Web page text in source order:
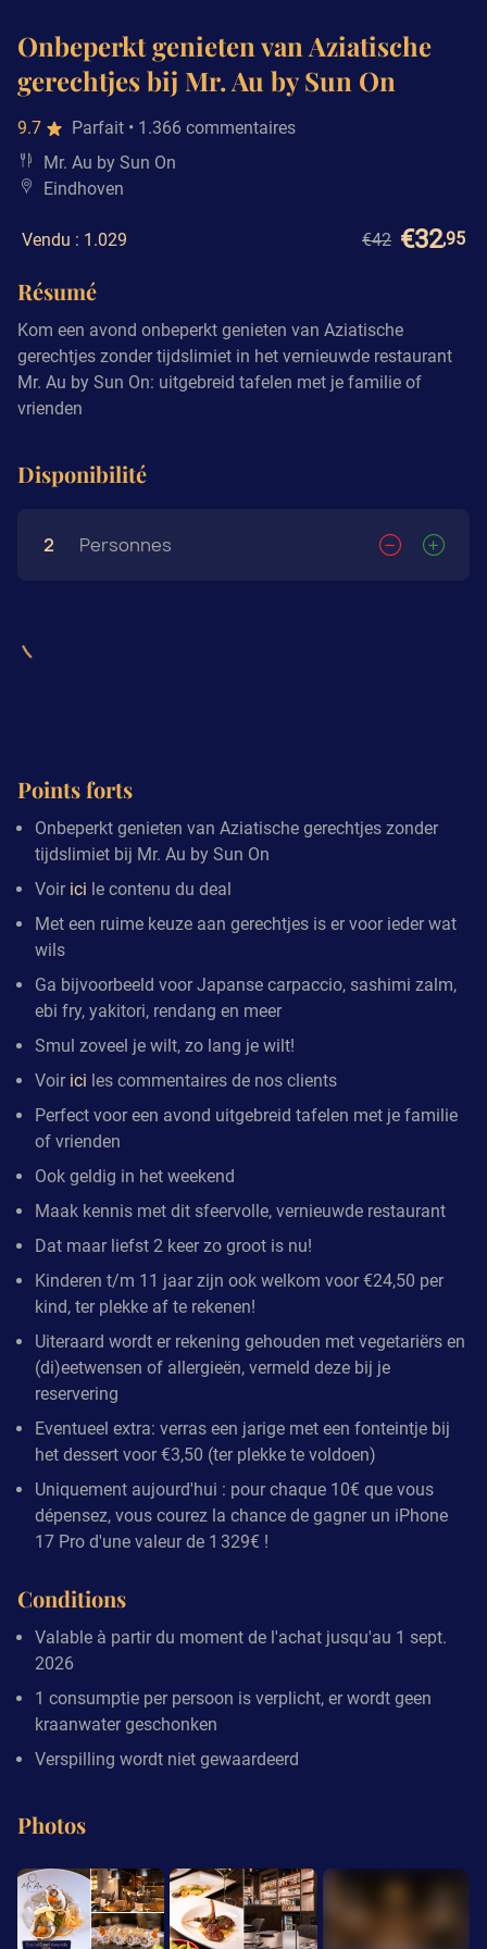
Onbeperkt genieten van Aziatische
gerechtjes bij Mr. Au by Sun On
9.7 Parfait • 1.366 commentaires
Mr. Au by Sun On
Eindhoven
Vendu : 1.029 €42 €32,95
Résumé
Kom een avond onbeperkt genieten van Aziatische
gerechtjes zonder tijdslimiet in het vernieuwde restaurant
Mr. Au by Sun On: uitgebreid tafelen met je familie of
vrienden
Disponibilité
2 Personnes
Points forts
Onbeperkt genieten van Aziatische gerechtjes zonder
tijdslimiet bij Mr. Au by Sun On
Voir ici le contenu du deal
Met een ruime keuze aan gerechtjes is er voor ieder wat
wils
Ga bijvoorbeeld voor Japanse carpaccio, sashimi zalm,
ebi fry, yakitori, rendang en meer
Smul zoveel je wilt, zo lang je wilt!
Voir ici les commentaires de nos clients
Perfect voor een avond uitgebreid tafelen met je familie
of vrienden
Ook geldig in het weekend
Maak kennis met dit sfeervolle, vernieuwde restaurant
Dat maar liefst 2 keer zo groot is nu!
Kinderen t/m 11 jaar zijn ook welkom voor €24,50 per
kind, ter plekke af te rekenen!
Uiteraard wordt er rekening gehouden met vegetariërs en
(di)eetwensen of allergieën, vermeld deze bij je
reservering
Eventueel extra: verras een jarige met een fonteintje bij
het dessert voor €3,50 (ter plekke te voldoen)
Uniquement aujourd'hui : pour chaque 10€ que vous
dépensez, vous courez la chance de gagner un iPhone
17 Pro d'une valeur de 1 329€ !
Conditions
Valable à partir du moment de l'achat jusqu'au 1 sept.
2026
1 consumptie per persoon is verplicht, er wordt geen
kraanwater geschonken
Verspilling wordt niet gewaardeerd
Photos